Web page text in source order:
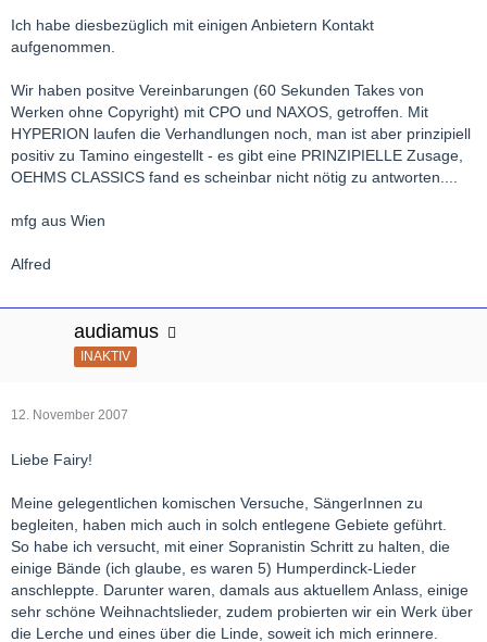
Ich habe diesbezüglich mit einigen Anbietern Kontakt
aufgenommen.
Wir haben positve Vereinbarungen (60 Sekunden Takes von
Werken ohne Copyright) mit CPO und NAXOS, getroffen. Mit
HYPERION laufen die Verhandlungen noch, man ist aber prinzipiell
positiv zu Tamino eingestellt - es gibt eine PRINZIPIELLE Zusage,
OEHMS CLASSICS fand es scheinbar nicht nötig zu antworten....
mfg aus Wien
Alfred
audiamus
INAKTIV
12. November 2007
Liebe Fairy!
Meine gelegentlichen komischen Versuche, SängerInnen zu
begleiten, haben mich auch in solch entlegene Gebiete geführt.
So habe ich versucht, mit einer Sopranistin Schritt zu halten, die
einige Bände (ich glaube, es waren 5) Humperdinck-Lieder
anschleppte. Darunter waren, damals aus aktuellem Anlass, einige
sehr schöne Weihnachtslieder, zudem probierten wir ein Werk über
die Lerche und eines über die Linde, soweit ich mich erinnere.